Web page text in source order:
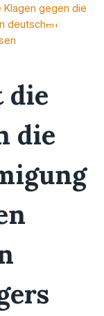
Klagen gegen die
deutschen
die
die